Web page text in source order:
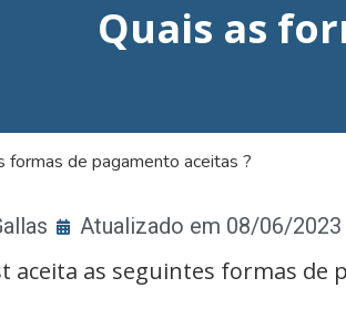
Quais as
formas de pagamento aceitas ?
Atualizado em 08/06/2023
aceita as seguintes formas de